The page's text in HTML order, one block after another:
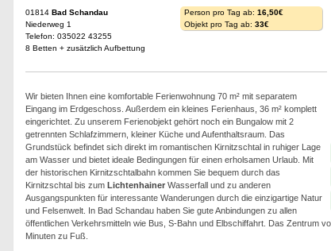
01814 Bad Schandau
Niederweg 1
Telefon: 035022 43255
8 Betten + zusätzlich Aufbettung
Person pro Tag ab: 16,50€
Objekt pro Tag ab: 33€
Wir bieten Ihnen eine komfortable Ferienwohnung 70 m² mit separatem
Eingang im Erdgeschoss. Außerdem ein kleines Ferienhaus, 36 m² komplett
eingerichtet. Zu unserem Ferienobjekt gehört noch ein Bungalow mit 2
getrennten Schlafzimmern, kleiner Küche und Aufenthaltsraum. Das
Grundstück befindet sich direkt im romantischen Kirnitzschtal in ruhiger Lage
am Wasser und bietet ideale Bedingungen für einen erholsamen Urlaub. Mit
der historischen Kirnitzschtalbahn kommen Sie bequem durch das
Kirnitzschtal bis zum LichtenhainerWasserfall und zu anderen
Ausgangspunkten für interessante Wanderungen durch die einzigartige Natur
und Felsenwelt. In Bad Schandau haben Sie gute Anbindungen zu allen
öffentlichen Verkehrsmitteln wie Bus, S-Bahn und Elbschiffahrt. Das Zentrum
Minuten zu Fuß.